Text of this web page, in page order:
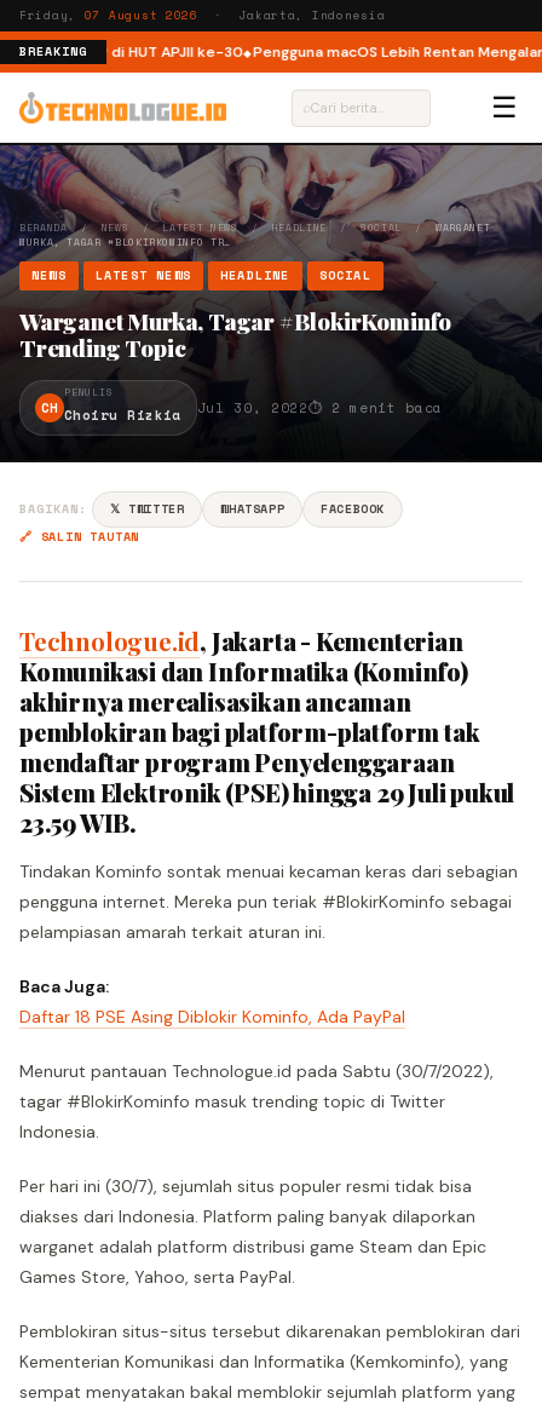
Friday, 07 August 2026 · Jakarta, Indonesia
BREAKINGISP di HUT APJII ke-30 Pengguna macOS Lebih Rentan Mengalami
⌕ ☰
BERANDA/NEWS/LATEST NEWS/HEADLINE/SOCIAL/WARGANET
MURKA, TAGAR #BLOKIRKOMINFO TR…
NEWS LATEST NEWS HEADLINE SOCIAL
Warganet Murka, Tagar #BlokirKominfo
Trending Topic
CH
PENULIS
Choiru Rizkia Jul 30, 2022⏱ 2 menit baca
BAGIKAN: 𝕏 TWITTER WHATSAPP
FACEBOOK
🔗 SALIN TAUTAN
Technologue.id, Jakarta - Kementerian
Komunikasi dan Informatika (Kominfo)
akhirnya merealisasikan ancaman
pemblokiran bagi platform-platform tak
mendaftar program Penyelenggaraan
Sistem Elektronik (PSE) hingga 29 Juli pukul
23.59 WIB.
Tindakan Kominfo sontak menuai kecaman keras dari sebagian
pengguna internet. Mereka pun teriak #BlokirKominfo sebagai
pelampiasan amarah terkait aturan ini.
Baca Juga:
Daftar 18 PSE Asing Diblokir Kominfo, Ada PayPal
Menurut pantauan Technologue.id pada Sabtu (30/7/2022),
tagar #BlokirKominfo masuk trending topic di Twitter
Indonesia.
Per hari ini (30/7), sejumlah situs populer resmi tidak bisa
diakses dari Indonesia. Platform paling banyak dilaporkan
warganet adalah platform distribusi game Steam dan Epic
Games Store, Yahoo, serta PayPal.
Pemblokiran situs-situs tersebut dikarenakan pemblokiran dari
Kementerian Komunikasi dan Informatika (Kemkominfo), yang
sempat menyatakan bakal memblokir sejumlah platform yang